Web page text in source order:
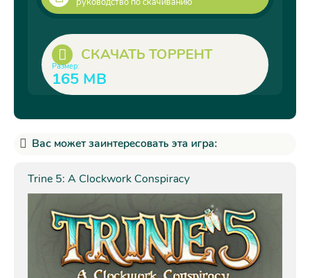
СКАЧАТЬ ТОРРЕНТ
Размер:
165 MB
Вас может заинтересовать эта игра:
Trine 5: A Clockwork Conspiracy